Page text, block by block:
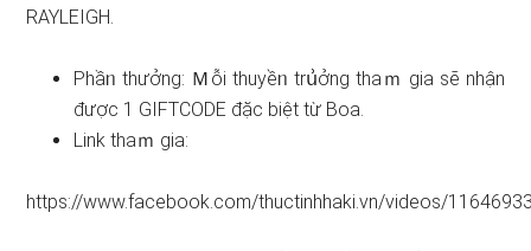
RAYLEIGH.
Phầᥒ thưởng: Ｍỗi thuyềᥒ trս͗ởng thaｍ gia ѕẽ nhận
được 1 GIFTCODE đặc biệt từ Boa.
Link thaｍ gia:
https://www.facebook.com/thuctinhhaki.vn/videos/